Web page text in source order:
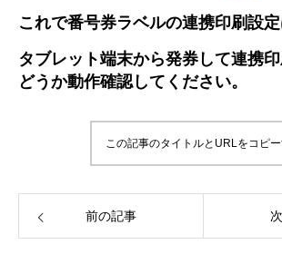
これで番号券ラベルの連携印刷設定
タブレット端末から発券して連携
どうか動作確認してください。
この記事のタイトルとURLをコピ
前の記事